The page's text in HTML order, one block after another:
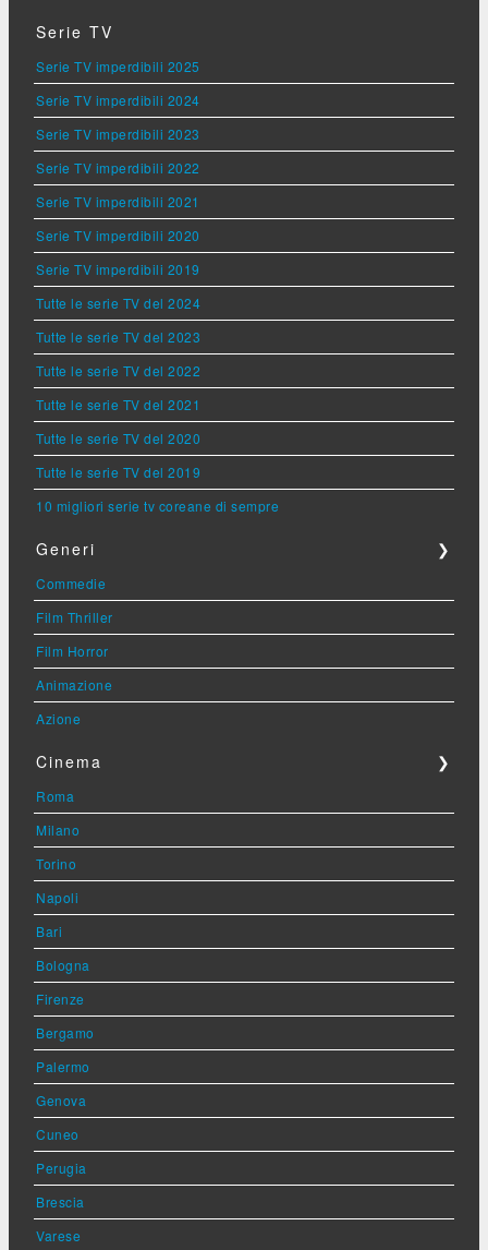
Serie TV
Serie TV imperdibili 2025
Serie TV imperdibili 2024
Serie TV imperdibili 2023
Serie TV imperdibili 2022
Serie TV imperdibili 2021
Serie TV imperdibili 2020
Serie TV imperdibili 2019
Tutte le serie TV del 2024
Tutte le serie TV del 2023
Tutte le serie TV del 2022
Tutte le serie TV del 2021
Tutte le serie TV del 2020
Tutte le serie TV del 2019
10 migliori serie tv coreane di sempre
Generi ❯
Commedie
Film Thriller
Film Horror
Animazione
Azione
Cinema ❯
Roma
Milano
Torino
Napoli
Bari
Bologna
Firenze
Bergamo
Palermo
Genova
Cuneo
Perugia
Brescia
Varese